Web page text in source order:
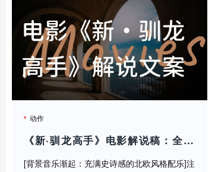
摆在鲨鱼池上面！[结尾音乐起]
破防！这操作你敢信？ ...
动作
《新·驯龙高手》电影解说稿：全剧情讲解+隐藏细节（影视解说文案）
[背景音乐渐起：充满史诗感的北欧风格配乐]注